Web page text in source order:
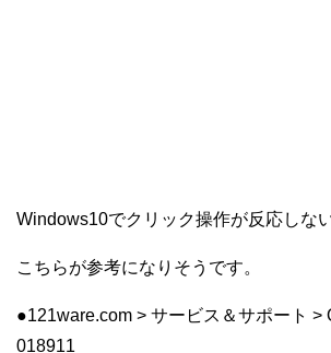
Windows10でクリック操作が反応しな
こちらが参考になりそうです。
●121ware.com > サービス＆サポート >
018911